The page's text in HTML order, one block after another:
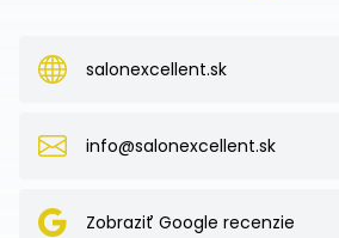
salonexcellent.sk
info@salonexcellent.sk
Zobraziť Google recenzie